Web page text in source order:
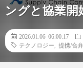
ングと協業開
2026.01.06 06:00:17
テクノロジー
提携/合